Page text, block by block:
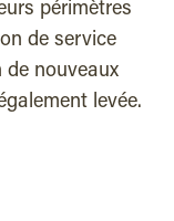
périmètres
de service
nouveaux
levée.